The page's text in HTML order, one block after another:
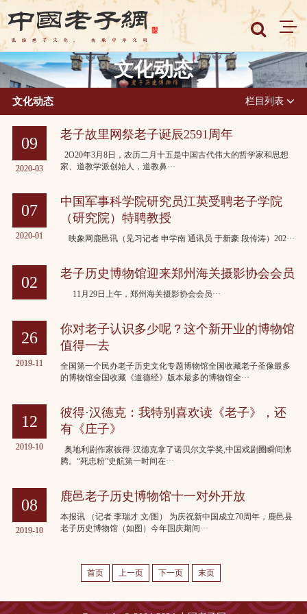
文化动态
文化动态 栏目列表
09
2020-03
老子故里网祭老子诞辰2591周年
2O20年3月8日，农历二月十五是中国古代伟大的哲学家和思想
家、道教学派创始人，道教鼻···
07
2020-01
中国军事科学院研究员江英受聘老子学院
（研究院）特聘教授
映象网鹿邑讯（见习记者 申学南 通讯员 于新豪 段传涛）202···
02 老子历史博物馆迎来郑州海关摄影协会会员
11月29日上午，郑州海关摄影协会会员···
26
2019-11
你对老子认识多少呢？这个新开业的博物馆
值得一去
全国第一个民办老子历史文化专题博物馆全国收藏老子圣像最多
的博物馆全国收藏《道德经》版本最多的博物馆全···
12
2019-10
彼得·汉德克：我特别喜欢读《老子》，还
有《庄子》
奥地利剧作家彼得·汉德克拿了诺贝尔文学奖,中国戏剧圈瞬间沸
腾。“死忠粉”史航第一时间在···
08
2019-10
鹿邑老子历史博物馆十一对外开放
本报讯 （记者 李瑞才 文/图） 为庆祝新中国成立70周年，鹿邑县
老子历史博物馆（如图）今年国庆期间···
首页 上一页 下一页 末页